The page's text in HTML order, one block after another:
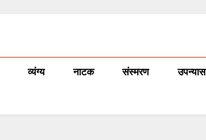
व्यंग्य नाटक संस्मरण उपन्यास